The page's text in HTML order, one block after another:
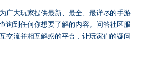
广大玩家提供最新、最全、最详尽的手游
询到任何你想要了解的内容。问答社区服
交流并相互解惑的平台，让玩家们的疑问